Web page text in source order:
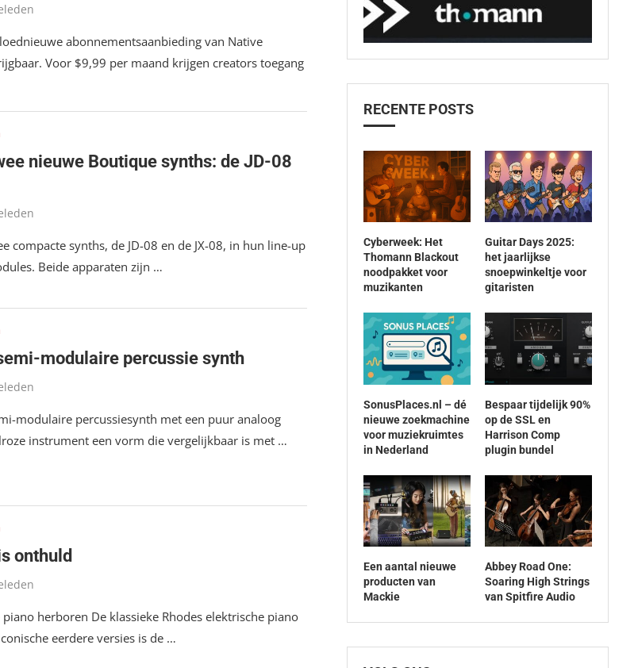
abonnementsaanbieding van Native
Voor $9,99 per maand krijgen creators toegang
nieuwe Boutique synths: de JD-08
compacte synths, de JD-08 en de JX-08, in hun line-up
Beide apparaten zijn …
modulaire percussie synth
modulaire percussiesynth met een puur analoog
instrument een vorm die vergelijkbaar is met …
onthuld
herboren De klassieke Rhodes elektrische piano
eerdere versies is de …
RECENTE POSTS
Cyberweek: Het
Thomann Blackout
noodpakket voor
muzikanten
Guitar Days 2025:
het jaarlijkse
snoepwinkeltje voor
gitaristen
SonusPlaces.nl – dé
nieuwe zoekmachine
voor muziekruimtes
in Nederland
Bespaar tijdelijk 90%
op de SSL en
Harrison Comp
plugin bundel
Een aantal nieuwe
producten van
Mackie
Abbey Road One:
Soaring High Strings
van Spitfire Audio